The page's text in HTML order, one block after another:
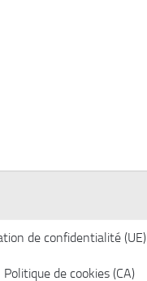
de confidentialité (UE)
Politique de cookies (CA)